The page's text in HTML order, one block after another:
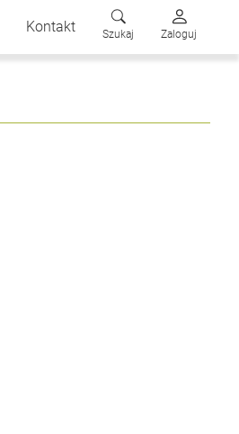
Kontakt Szukaj Zaloguj